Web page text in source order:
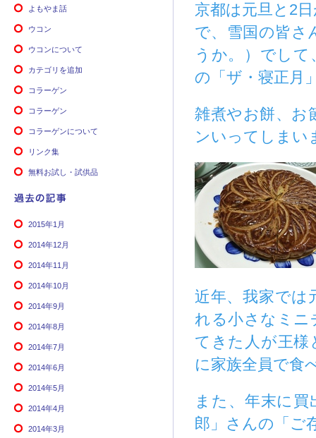
京都は元旦と2
で、雪国の皆さ
うか。）でし
の「ザ・寝正月
雑煮やお餅、お
ンいってしまい
近年、我家では
れる小さなミニ
てきた人が王様
に家族全員で食
また、年末に
郎」さんの「ご
よもやま話
ウコン
ウコンについて
カテゴリを追加
コラーゲン
コラーゲン
コラーゲンについて
リンク集
無料お試し・試供品
2015年1月
2014年12月
2014年11月
2014年10月
2014年9月
2014年8月
2014年7月
2014年6月
2014年5月
2014年4月
2014年3月